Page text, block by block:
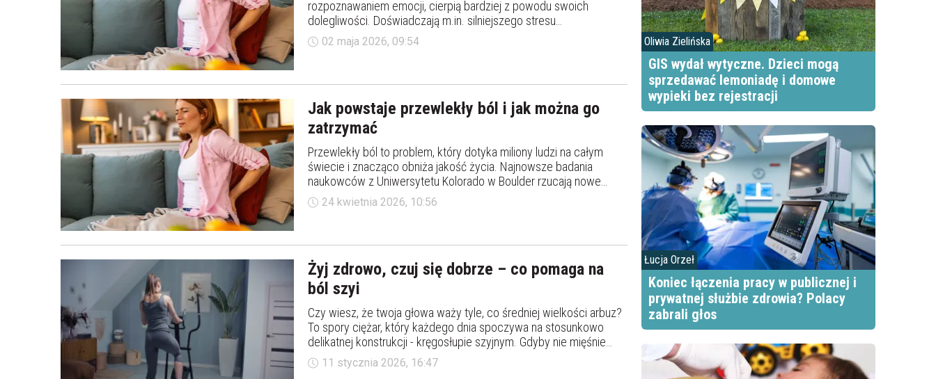
rozpoznawaniem emocji, cierpią bardziej z powodu swoich
dolegliwości. Doświadczają m.in. silniejszego stresu
psychologicznego - obszerne badanie pokazało.
02 maja 2026, 09:54
Jak powstaje przewlekły ból i jak można go
zatrzymać
Przewlekły ból to problem, który dotyka miliony ludzi na całym
świecie i znacząco obniża jakość życia. Najnowsze badania
naukowców z Uniwersytetu Kolorado w Boulder rzucają nowe
światło na mechanizmy odpowiedzialne za jego powstawanie i
wskazują potencjalne kierunki przyszłych terapii.
24 kwietnia 2026, 10:56
Żyj zdrowo, czuj się dobrze – co pomaga na
ból szyi
Czy wiesz, że twoja głowa waży tyle, co średniej wielkości arbuz?
To spory ciężar, który każdego dnia spoczywa na stosunkowo
delikatnej konstrukcji - kręgosłupie szyjnym. Gdyby nie mięśnie
prostowniki szyi, które stabilizują głowę i umożliwiają jej ruch, nasz
„globus” po prostu opadałby do przodu. Problem w tym, że
11 stycznia 2026, 16:47
Oliwia Zielińska
GIS wydał wytyczne. Dzieci mogą
sprzedawać lemoniadę i domowe
wypieki bez rejestracji
Łucja Orzeł
Koniec łączenia pracy w publicznej i
prywatnej służbie zdrowia? Polacy
zabrali głos